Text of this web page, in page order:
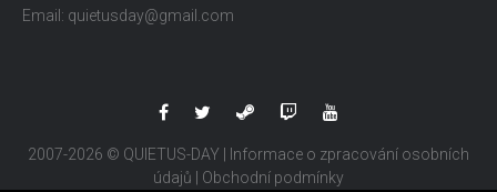
Email: quietusday@gmail.com
2007-2026 © QUIETUS-DAY |
Informace o zpracování osobních
údajů
Obchodní podmínky